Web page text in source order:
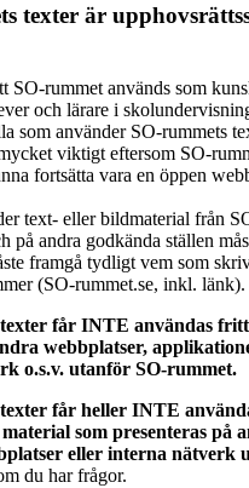
texter är
SO-rummet används som
och lärare i
som använder SO-rummets
viktigt eftersom SO-
fortsätta vara en öppen
text- eller bildmaterial från
på andra godkända ställen
framgå tydligt vem som
(SO-rummet.se, inkl. länk).
får INTE användas
webbplatser,
o.s.v. utanför SO-rummet.
får heller INTE
som presenteras på
eller interna nätverk
du har frågor.